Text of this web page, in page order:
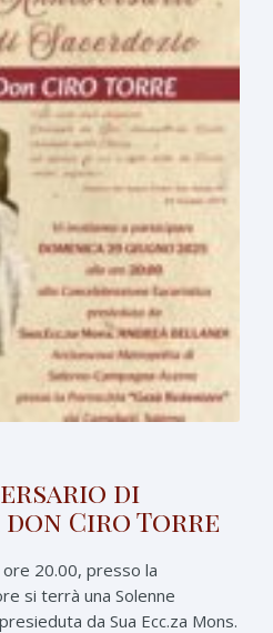
di
Ciro Torre
20.00, presso la
si terrà una Solenne
da Sua Ecc.za Mons.